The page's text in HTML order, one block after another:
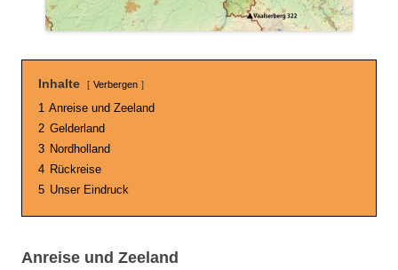
Inhalte Verbergen
1 Anreise und Zeeland
2 Gelderland
3 Nordholland
4 Rückreise
5 Unser Eindruck
Anreise und Zeeland